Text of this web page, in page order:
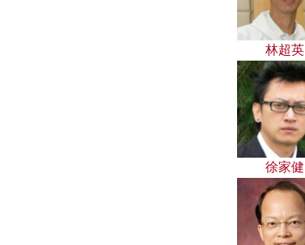
林超英
徐家健